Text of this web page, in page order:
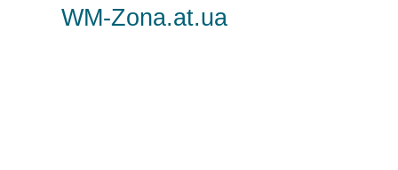
WM-Zona.at.ua